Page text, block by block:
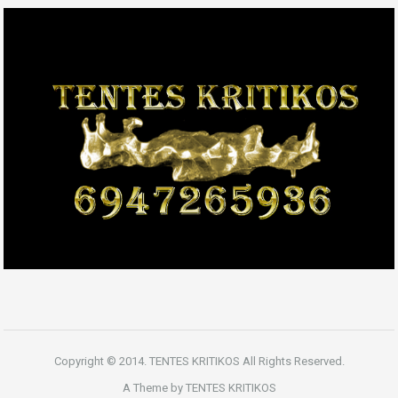
Copyright © 2014. TENTES KRITIKOS All Rights Reserved.
A Theme by TENTES KRITIKOS